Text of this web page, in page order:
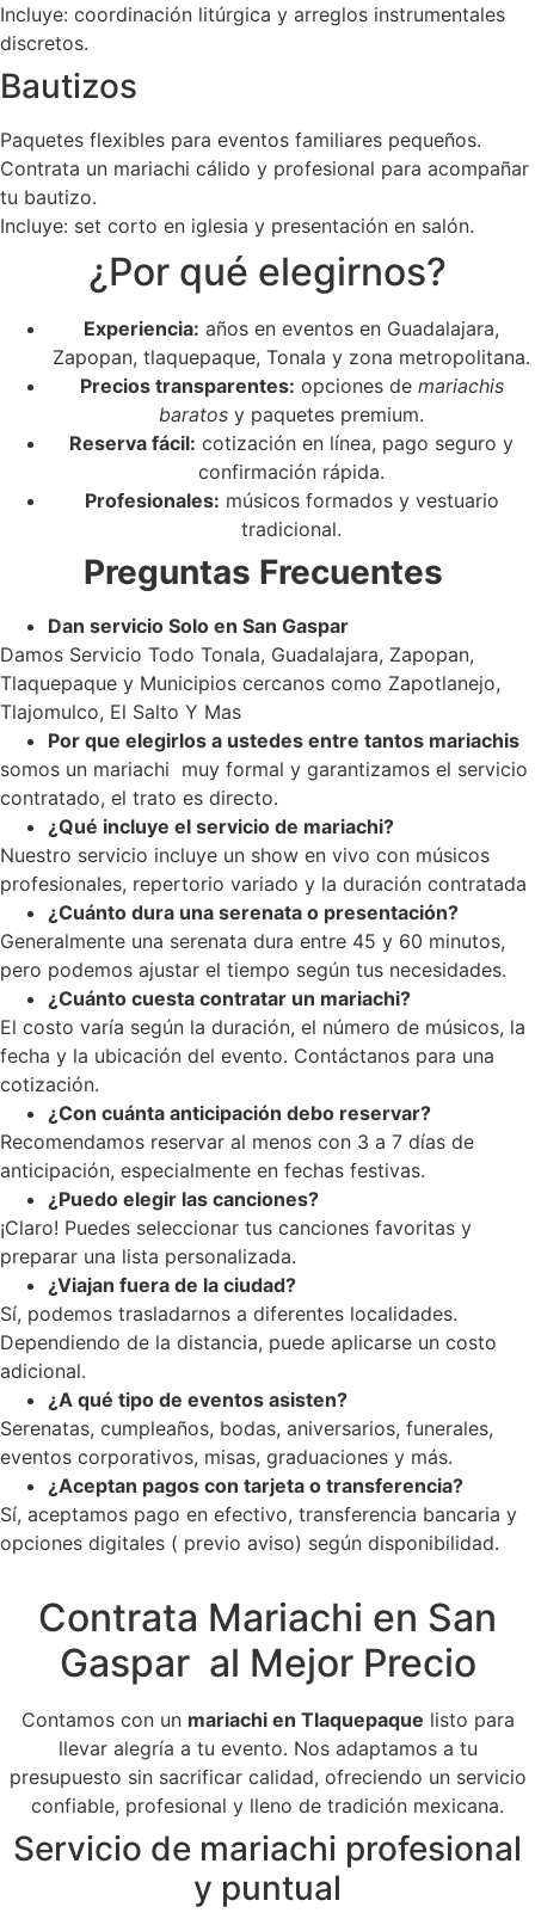
Incluye: coordinación litúrgica y arreglos instrumentales
discretos.
Bautizos
Paquetes flexibles para eventos familiares pequeños.
Contrata un mariachi cálido y profesional para acompañar
tu bautizo.
Incluye: set corto en iglesia y presentación en salón.
¿Por qué elegirnos?
Experiencia: años en eventos en Guadalajara,
Zapopan, tlaquepaque, Tonala y zona metropolitana.
Precios transparentes: opciones de mariachis
baratos y paquetes premium.
Reserva fácil: cotización en línea, pago seguro y
confirmación rápida.
Profesionales: músicos formados y vestuario
tradicional.
Preguntas Frecuentes
Dan servicio Solo en San Gaspar
Damos Servicio Todo Tonala, Guadalajara, Zapopan,
Tlaquepaque y Municipios cercanos como Zapotlanejo,
Tlajomulco, El Salto Y Mas
Por que elegirlos a ustedes entre tantos mariachis
somos un mariachi muy formal y garantizamos el servicio
contratado, el trato es directo.
¿Qué incluye el servicio de mariachi?
Nuestro servicio incluye un show en vivo con músicos
profesionales, repertorio variado y la duración contratada
¿Cuánto dura una serenata o presentación?
Generalmente una serenata dura entre 45 y 60 minutos,
pero podemos ajustar el tiempo según tus necesidades.
¿Cuánto cuesta contratar un mariachi?
El costo varía según la duración, el número de músicos, la
fecha y la ubicación del evento. Contáctanos para una
cotización.
¿Con cuánta anticipación debo reservar?
Recomendamos reservar al menos con 3 a 7 días de
anticipación, especialmente en fechas festivas.
¿Puedo elegir las canciones?
¡Claro! Puedes seleccionar tus canciones favoritas y
preparar una lista personalizada.
¿Viajan fuera de la ciudad?
Sí, podemos trasladarnos a diferentes localidades.
Dependiendo de la distancia, puede aplicarse un costo
adicional.
¿A qué tipo de eventos asisten?
Serenatas, cumpleaños, bodas, aniversarios, funerales,
eventos corporativos, misas, graduaciones y más.
¿Aceptan pagos con tarjeta o transferencia?
Sí, aceptamos pago en efectivo, transferencia bancaria y
opciones digitales ( previo aviso) según disponibilidad.
Contrata Mariachi en San
Gaspar al Mejor Precio
Contamos con un mariachi en Tlaquepaque listo para
llevar alegría a tu evento. Nos adaptamos a tu
presupuesto sin sacrificar calidad, ofreciendo un servicio
confiable, profesional y lleno de tradición mexicana.
Servicio de mariachi profesional
y puntual